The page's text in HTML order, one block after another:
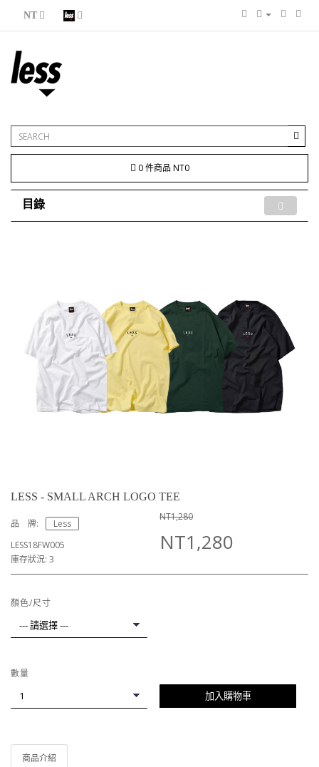
NT
0 件商品 NT0
目錄
LESS - SMALL ARCH LOGO TEE
品 牌:
Less
LESS18FW005
庫存狀況: 3
NT1,280
NT1,280
顏色/尺寸
數量
加入購物車
商品介紹